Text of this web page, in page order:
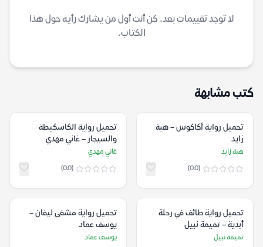
لا توجد تقييمات بعد. كن أنت أول من يشارك رأيه حول هذا
الكتاب.
كتب مشابهة
تحميل رواية أكاكوس – هبة
زايد
هبة زايد
(0.0)
تحميل رواية الكاسكيطة
والسيجار – غاني مهدي
غاني مهدي
(0.0)
تحميل رواية طائف في رحلة
أبدية – تميمة نبيل
تميمة نبيل
تحميل رواية مشفى ليفان –
يوسف عماد
يوسف عماد